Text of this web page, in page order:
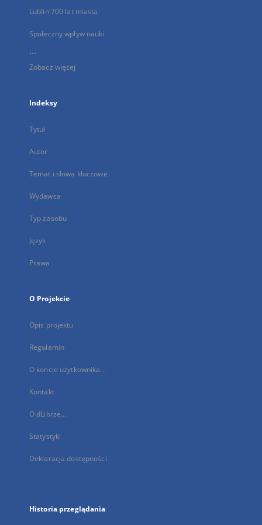
Lublin 700 lat miasta
Społeczny wpływ nauki
...
Zobacz więcej
Indeksy
Tytuł
Autor
Temat i słowa kluczowe
Wydawca
Typ zasobu
Język
Prawa
O Projekcie
Opis projektu
Regulamin
O koncie użytkownika...
Kontakt
O dLibrze...
Statystyki
Deklaracja dostępności
Historia przeglądania